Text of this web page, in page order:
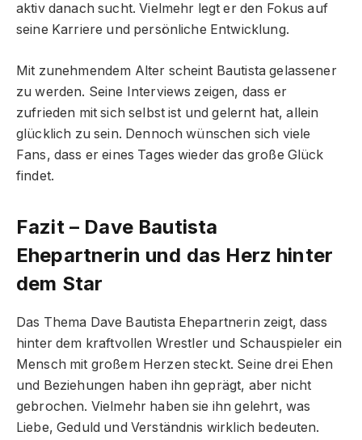
aktiv danach sucht. Vielmehr legt er den Fokus auf
seine Karriere und persönliche Entwicklung.
Mit zunehmendem Alter scheint Bautista gelassener
zu werden. Seine Interviews zeigen, dass er
zufrieden mit sich selbst ist und gelernt hat, allein
glücklich zu sein. Dennoch wünschen sich viele
Fans, dass er eines Tages wieder das große Glück
findet.
Fazit – Dave Bautista
Ehepartnerin und das Herz hinter
dem Star
Das Thema Dave Bautista Ehepartnerin zeigt, dass
hinter dem kraftvollen Wrestler und Schauspieler ein
Mensch mit großem Herzen steckt. Seine drei Ehen
und Beziehungen haben ihn geprägt, aber nicht
gebrochen. Vielmehr haben sie ihn gelehrt, was
Liebe, Geduld und Verständnis wirklich bedeuten.